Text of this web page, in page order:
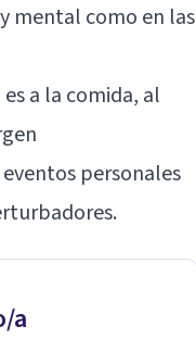
mental como en las
a la comida, al
personales
a